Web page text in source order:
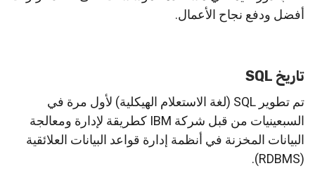
أفضل ودفع نجاح الأعمال.
تاريخ SQL
تم تطوير SQL (لغة الاستعلام الهيكلية) لأول مرة في
السبعينيات من قبل شركة IBM كطريقة لإدارة ومعالجة
البيانات المخزنة في أنظمة إدارة قواعد البيانات العلائقية
(RDBMS).